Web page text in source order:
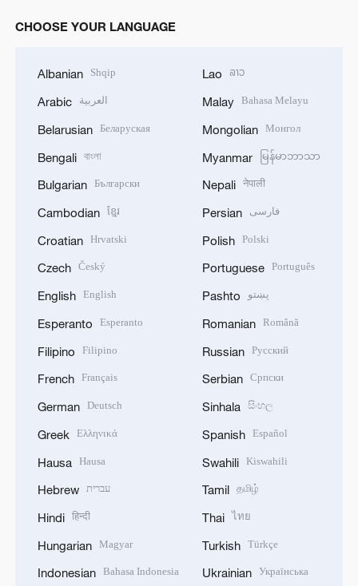
CHOOSE YOUR LANGUAGE
Albanian Shqip
Arabic العربية
Belarusian Беларуская
Bengali বাংলা
Bulgarian Български
Cambodian ខ្មែរ
Croatian Hrvatski
Czech Český
English English
Esperanto Esperanto
Filipino Filipino
French Français
German Deutsch
Greek Ελληνικά
Hausa Hausa
Hebrew עברית
Hindi हिन्दी
Hungarian Magyar
Indonesian Bahasa Indonesia
Lao ລາວ
Malay Bahasa Melayu
Mongolian Монгол
Myanmar မြန်မာဘာသာ
Nepali नेपाली
Persian فارسی
Polish Polski
Portuguese Português
Pashto پښتو
Romanian Română
Russian Русский
Serbian Српски
Sinhala සිංහල
Spanish Español
Swahili Kiswahili
Tamil தமிழ்
Thai ไทย
Turkish Türkçe
Ukrainian Українська